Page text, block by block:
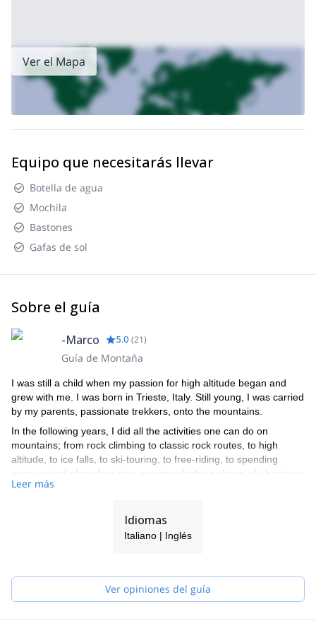
Ver el Mapa
Equipo que necesitarás llevar
Botella de agua
Mochila
Bastones
Gafas de sol
Sobre el guía
-Marco 5.0 (21)
Guía de Montaña
I was still a child when my passion for high altitude began and
grew with me. I was born in Trieste, Italy. Still young, I was carried
by my parents, passionate trekkers, onto the mountains.
In the following years, I did all the activities one can do on
mountains; from rock climbing to classic rock routes, to high
altitude, to ice falls, to ski-touring, to free-riding, to spending
every period of my free time wearing climbing shoes, ski-boots or
crampons; the different equipment depended on the season I
This passion for open spaces drove me and helped me make
solid and long experiences in every kind of mountain activity there
Passion for outdoor life; independent of which activity you are
doing—this is what I promote. Climbing, skiing, mountaineering,
Leer más
Idiomas
Italiano | Inglés
Ver opiniones del guía